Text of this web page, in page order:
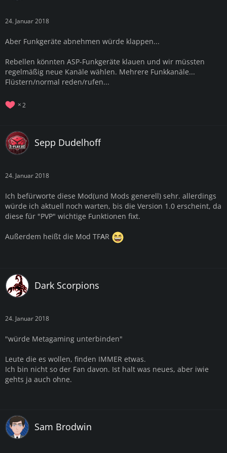
24. Januar 2018
Aber Funkgeräte abnehmen würde klappen...
Rebellen könnten ASP-Funkgeräte klauen und wir müssten
regelmäßig neue Kanäle wählen. Mehrere Funkkanäle...
Flüstern/normal reden/rufen...
2
Sepp Dudelhoff
24. Januar 2018
Ich befürworte diese Mod(und Mods generell) sehr. allerdings
würde ich aktuell noch warten, bis die Version 1.0 erscheint, da
diese für "PVP" wichtige Funktionen fixt.
Außerdem heißt die Mod TFAR
Dark Scorpions
24. Januar 2018
"würde Metagaming unterbinden"
Leute die es wollen, finden IMMER etwas.
Ich bin nicht so der Fan davon. Ist halt was neues, aber iwie
gehts ja auch ohne.
Sam Brodwin